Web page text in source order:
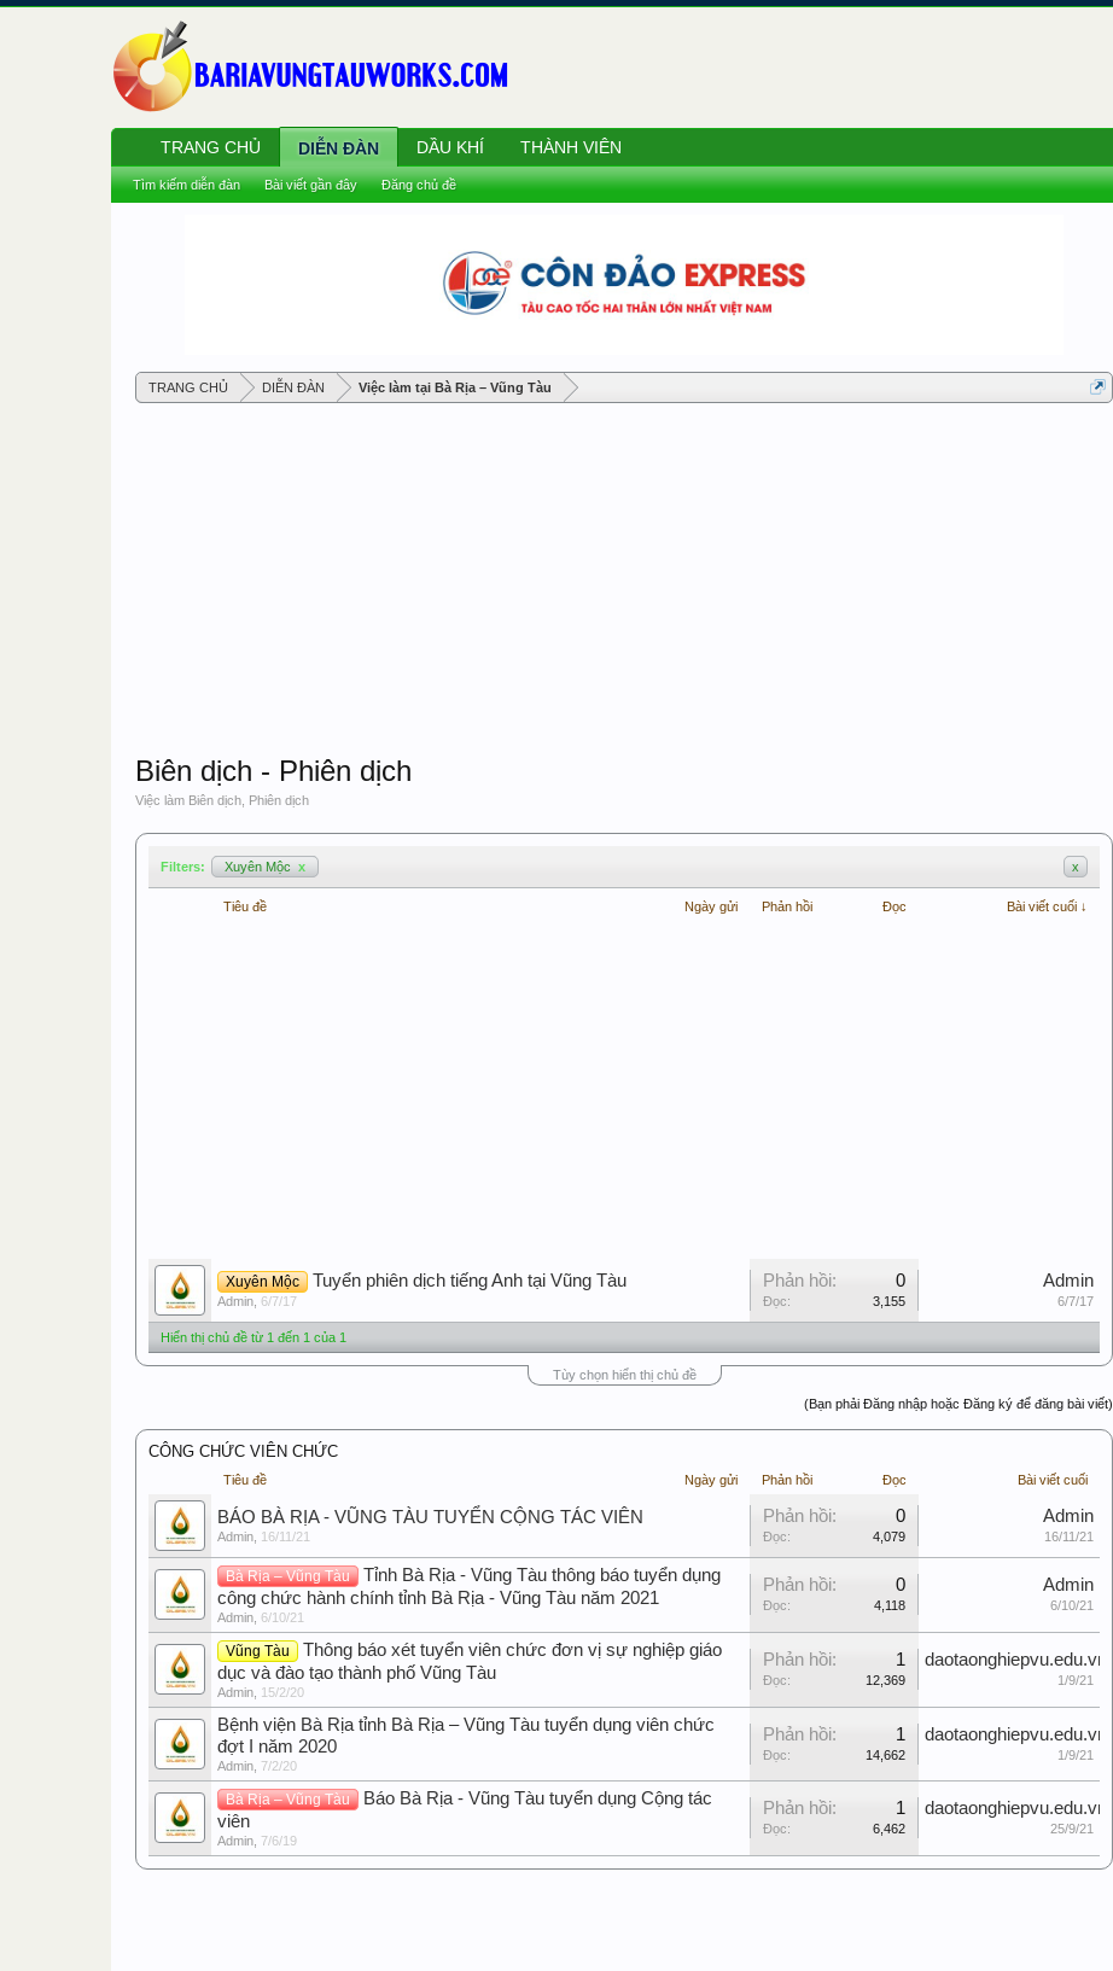
TRANG CHỦ DIỄN ĐÀN Việc làm tại Bà Rịa – Vũng Tàu
Biên dịch - Phiên dịch
Việc làm Biên dịch, Phiên dịch
Filters: Xuyên Mộc x x
Tiêu đề Ngày gửi Phản hồi Đọc Bài viết cuối ↓
Xuyên Mộc Tuyển phiên dịch tiếng Anh tại Vũng Tàu
Admin, 6/7/17
Phản hồi: 0
Đọc: 3,155
Admin
6/7/17
Hiển thị chủ đề từ 1 đến 1 của 1
Tùy chọn hiển thị chủ đề
(Bạn phải Đăng nhập hoặc Đăng ký để đăng bài viết)
CÔNG CHỨC VIÊN CHỨC
Tiêu đề Ngày gửi Phản hồi Đọc Bài viết cuối
BÁO BÀ RỊA - VŨNG TÀU TUYỂN CỘNG TÁC VIÊN
Admin, 16/11/21
Phản hồi: 0
Đọc: 4,079
Admin
16/11/21
Bà Rịa – Vũng Tàu
Tỉnh Bà Rịa - Vũng Tàu thông báo tuyển dụng
công chức hành chính tỉnh Bà Rịa - Vũng Tàu năm 2021
Admin, 6/10/21
Phản hồi: 0
Đọc: 4,118
Admin
6/10/21
Vũng Tàu
Thông báo xét tuyển viên chức đơn vị sự nghiệp giáo
dục và đào tạo thành phố Vũng Tàu
Admin, 15/2/20
Phản hồi: 1
Đọc: 12,369
daotaonghiepvu.edu.vn
1/9/21
Bệnh viện Bà Rịa tỉnh Bà Rịa – Vũng Tàu tuyển dụng viên chức
đợt I năm 2020
Admin, 7/2/20
Phản hồi: 1
Đọc: 14,662
daotaonghiepvu.edu.vn
1/9/21
Bà Rịa – Vũng Tàu
Báo Bà Rịa - Vũng Tàu tuyển dụng Cộng tác
viên
Admin, 7/6/19
Phản hồi: 1
Đọc: 6,462
daotaonghiepvu.edu.vn
25/9/21
TRANG CHỦ DIỄN ĐÀN
Tìm kiếm diễn đàn Bài viết gần đây Đăng chủ đề
DẦU KHÍ THÀNH VIÊN